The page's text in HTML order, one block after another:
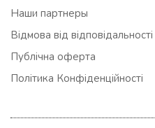
Наши партнеры
Відмова від відповідальності
Публічна оферта
Політика Конфіденційності